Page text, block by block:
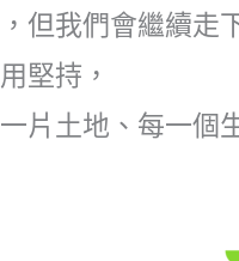
但我們會繼續走
堅持，
片土地、每一個